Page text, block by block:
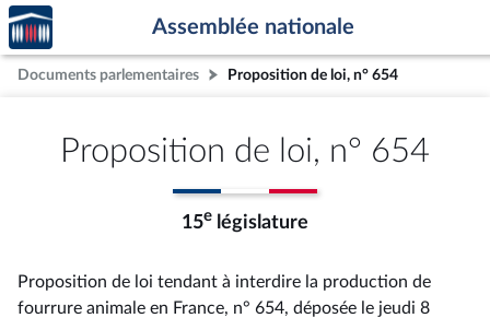
Aller au contenu
Aller en bas de la page
Accèder
à la
page
d'accueil
Assemblée nationale
Documents parlementaires Proposition de loi, n° 654
Proposition de loi, n° 654
15e législature
Proposition de loi tendant à interdire la production de
fourrure animale en France, n° 654, déposée le jeudi 8